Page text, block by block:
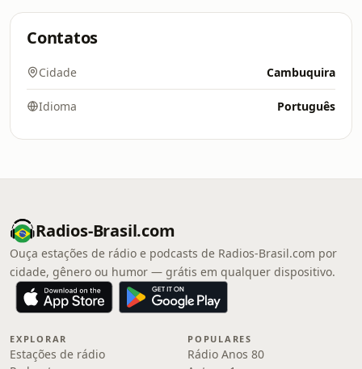
Contatos
Cidade Cambuquira
Idioma Português
Radios-Brasil.com
Ouça estações de rádio e podcasts de Radios-Brasil.com por
cidade, gênero ou humor — grátis em qualquer dispositivo.
EXPLORAR
Estações de rádio
POPULARES
Rádio Anos 80